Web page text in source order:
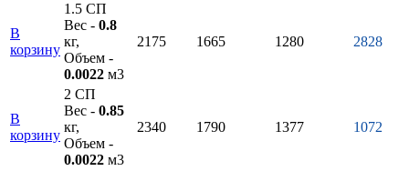
В
корзину
1.5 СП
Вес - 0.8
кг,
Объем -
0.0022 м3
2175 1665 1280 2828
В
корзину
2 СП
Вес - 0.85
кг,
Объем -
0.0022 м3
2340 1790 1377 1072